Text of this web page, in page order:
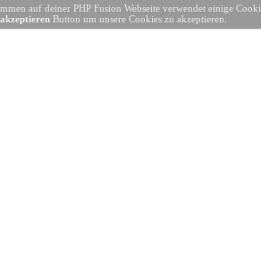
auf deiner PHP Fusion Webseite verwendet einige
Button um unsere Cookies zu akzeptieren.